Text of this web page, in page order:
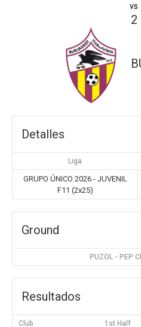
vs
2
Detalles
Liga
GRUPO ÚNICO 2026 - JUVENIL
F11 (2x25)
Ground
PUZOL - PEP
Resultados
Club 1st Half